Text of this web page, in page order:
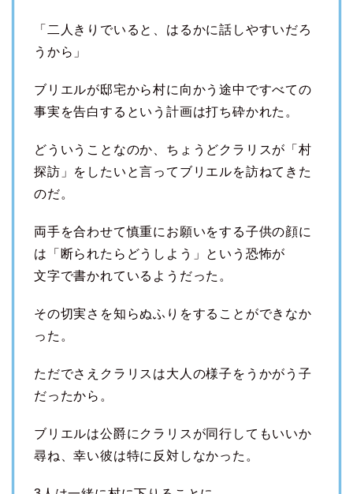
「二人きりでいると、はるかに話しやすいだろ
うから」
ブリエルが邸宅から村に向かう途中ですべての
事実を告白するという計画は打ち砕かれた。
どういうことなのか、ちょうどクラリスが「村
探訪」をしたいと言ってブリエルを訪ねてきた
のだ。
両手を合わせて慎重にお願いをする子供の顔に
は「断られたらどうしよう」という恐怖が
文字で書かれているようだった。
その切実さを知らぬふりをすることができなか
った。
ただでさえクラリスは大人の様子をうかがう子
だったから。
ブリエルは公爵にクラリスが同行してもいいか
尋ね、幸い彼は特に反対しなかった。